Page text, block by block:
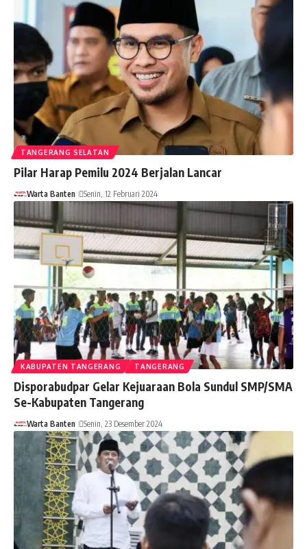
TANGERANG SELATAN
Pilar Harap Pemilu 2024 Berjalan Lancar
Warta Banten Senin, 12 Februari 2024
KABUPATEN TANGERANG TANGERANG
Disporabudpar Gelar Kejuaraan Bola Sundul SMP/SMA
Se-Kabupaten Tangerang
Warta Banten Senin, 23 Desember 2024